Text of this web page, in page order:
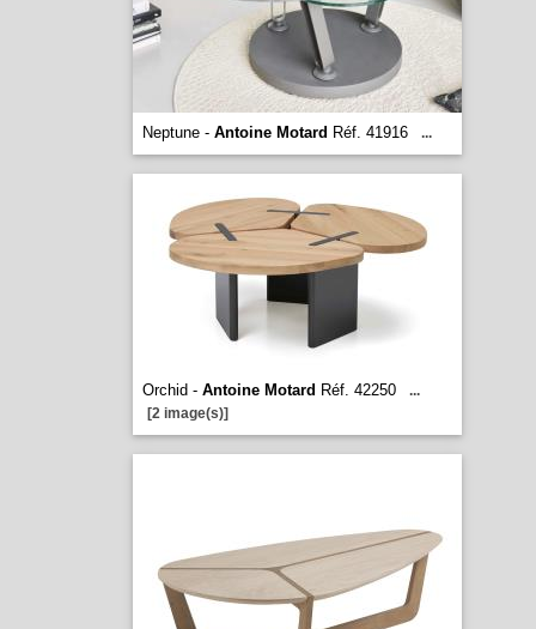
Neptune - Antoine Motard Réf. 41916 ...
Orchid - Antoine Motard Réf. 42250
...
[2 image(s)]